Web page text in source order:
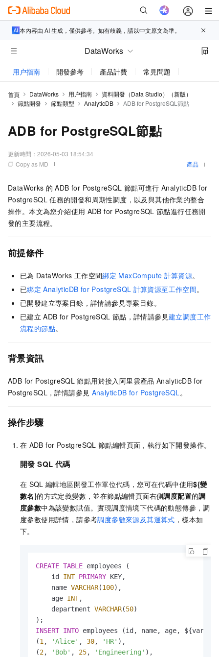
本內容由 AI 生成，僅供參考。如有歧義，請以中文原文為準。
DataWorks
用户指南 開發參考 產品計費 常見問題
首頁 DataWorks 用户指南
資料開發（Data Studio）（新版）
節點開發
節點類型 AnalyticDB ADB for PostgreSQL節點
ADB for PostgreSQL節點
更新時間： 2026-05-03 18:54:34
Copy as MD
產品
DataWorks 的 ADB for PostgreSQL 節點可進行 AnalyticDB for
PostgreSQL 任務的開發和周期性調度，以及與其他作業的整合
操作。本文為您介紹使用 ADB for PostgreSQL 節點進行任務開
發的主要流程。
前提條件
已為 DataWorks 工作空間綁定 MaxCompute 計算資源。
已綁定 AnalyticDB for PostgreSQL 計算資源至工作空間。
已開發建立專案目錄，詳情請參見專案目錄。
已建立 ADB for PostgreSQL 節點，詳情請參見建立調度工作
流程的節點。
背景資訊
ADB for PostgreSQL 節點用於接入阿里雲產品 AnalyticDB for
PostgreSQL，詳情請參見 AnalyticDB for PostgreSQL。
操作步驟
在 ADB for PostgreSQL 節點編輯頁面，執行如下開發操作。
開發 SQL 代碼
在 SQL 編輯地區開發工作單位代碼，您可在代碼中使用${變
數名}的方式定義變數，並在節點編輯頁面右側調度配置的調
度參數中為該變數賦值。實現調度情境下代碼的動態傳參，調
度參數使用詳情，請參考調度參數來源及其運算式 ，樣本如
下。
CREATE TABLE employees (
    id
INT PRIMARY KEY,
    name
VARCHAR(100),
    age
INT,
    department
VARCHAR(50)
INSERT INTO employees (id, name, age, ${var})
(1, 'Alice' , 30, 'HR' ),
(2, 'Bob' , 25, 'Engineering' ),